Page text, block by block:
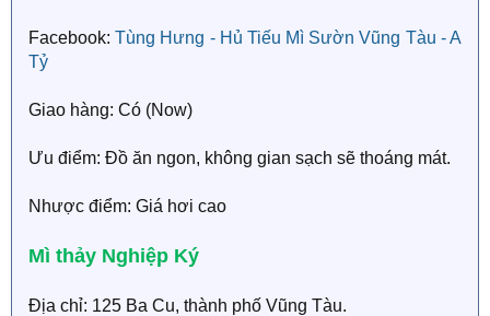
Facebook:Tùng Hưng - Hủ Tiếu Mì Sườn Vũng Tàu - A
Tỷ
Giao hàng: Có (Now)
Ưu điểm: Đồ ăn ngon, không gian sạch sẽ thoáng mát.
Nhược điểm: Giá hơi cao
Mì thảy Nghiệp Ký
Địa chỉ: 125 Ba Cu, thành phố Vũng Tàu.